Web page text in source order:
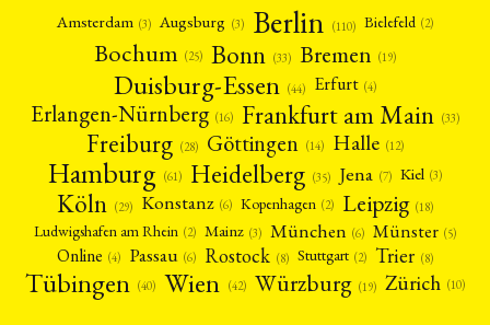
Amsterdam (3) Augsburg (3) Berlin (110) Bielefeld (2)
Bochum (25) Bonn (33) Bremen (19)
Duisburg-Essen (44) Erfurt (4)
Erlangen-Nürnberg (16) Frankfurt am Main (33)
Freiburg (28) Göttingen (14) Halle (12)
Hamburg (61) Heidelberg (35) Jena (7) Kiel (3)
Köln (29) Konstanz (6) Kopenhagen (2) Leipzig (18)
Ludwigshafen am Rhein (2) Mainz (3) München (6) Münster (5)
Online (4) Passau (6) Rostock (8) Stuttgart (2) Trier (8)
Tübingen (40) Wien (42) Würzburg (19) Zürich (10)